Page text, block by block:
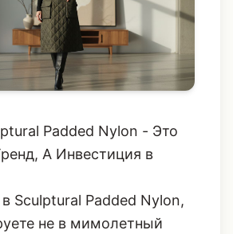
Padded Nylon - Это
А Инвестиция в
Sculptural Padded Nylon,
не в мимолетный